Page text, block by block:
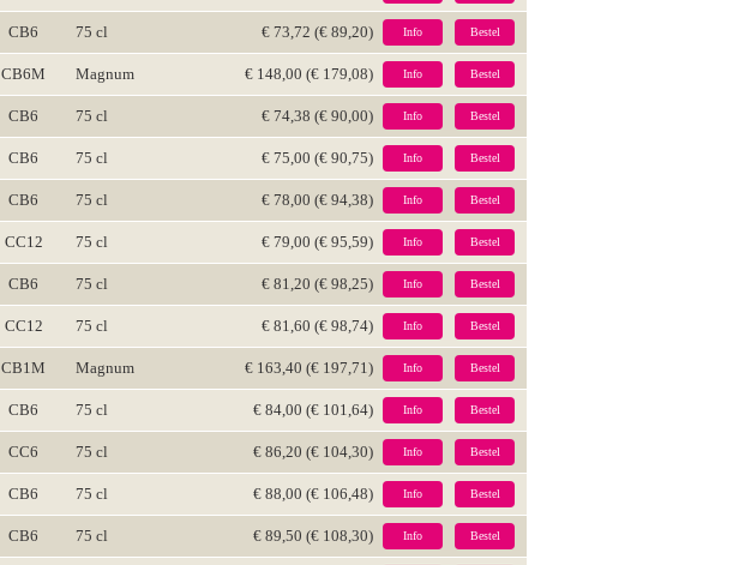
CB6 75 cl € 73,72 (€ 89,20) Info Bestel
CB6M Magnum € 148,00 (€ 179,08) Info Bestel
CB6 75 cl € 74,38 (€ 90,00) Info Bestel
CB6 75 cl € 75,00 (€ 90,75) Info Bestel
CB6 75 cl € 78,00 (€ 94,38) Info Bestel
CC12 75 cl € 79,00 (€ 95,59) Info Bestel
CB6 75 cl € 81,20 (€ 98,25) Info Bestel
CC12 75 cl € 81,60 (€ 98,74) Info Bestel
CB1M Magnum € 163,40 (€ 197,71) Info Bestel
CB6 75 cl € 84,00 (€ 101,64) Info Bestel
CC6 75 cl € 86,20 (€ 104,30) Info Bestel
CB6 75 cl € 88,00 (€ 106,48) Info Bestel
CB6 75 cl € 89,50 (€ 108,30) Info Bestel